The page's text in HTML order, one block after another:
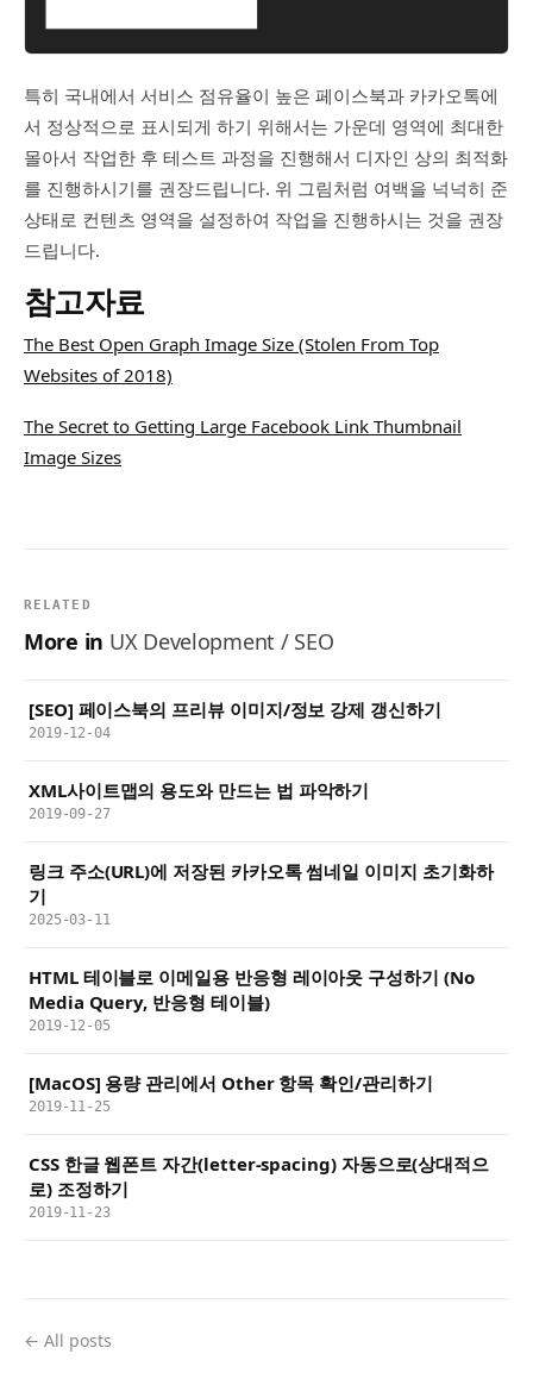
특히 국내에서 서비스 점유율이 높은 페이스북과 카카오톡에
서 정상적으로 표시되게 하기 위해서는 가운데 영역에 최대한
몰아서 작업한 후 테스트 과정을 진행해서 디자인 상의 최적화
를 진행하시기를 권장드립니다. 위 그림처럼 여백을 넉넉히 준
상태로 컨텐츠 영역을 설정하여 작업을 진행하시는 것을 권장
드립니다.
참고자료
The Best Open Graph Image Size (Stolen From Top
Websites of 2018)
The Secret to Getting Large Facebook Link Thumbnail
Image Sizes
RELATED
More in UX Development / SEO
[SEO] 페이스북의 프리뷰 이미지/정보 강제 갱신하기
2019-12-04
XML사이트맵의 용도와 만드는 법 파악하기
2019-09-27
링크 주소(URL)에 저장된 카카오톡 썸네일 이미지 초기화하
기
2025-03-11
HTML 테이블로 이메일용 반응형 레이아웃 구성하기 (No
Media Query, 반응형 테이블)
2019-12-05
[MacOS] 용량 관리에서 Other 항목 확인/관리하기
2019-11-25
CSS 한글 웹폰트 자간(letter-spacing) 자동으로(상대적으
로) 조정하기
2019-11-23
← All posts